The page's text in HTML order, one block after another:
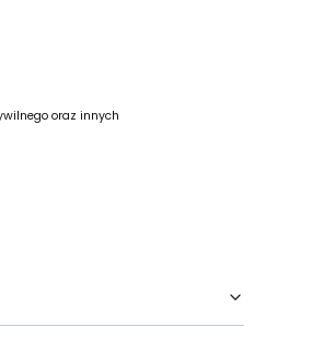
oraz innych